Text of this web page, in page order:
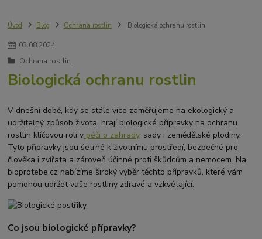
bez chemie
biodrogerie bio čističe
životní prostředí
Přírodní čistící prostředky
přípravky na podlahu
Jak se zbavit lupů
Příčiny lupů Léčba lupů
Antilupový šampon
Seboroická dermatitida a lupy
Šampon proti lupům
Mastná pokožka hlavy a lupy
Svědění pokožky hlavy
Kvasinky a lupy
diadnostické testy pH proužky
pH tester
měření moči
hodnota pH kyselý zásaditý
neutrální
měření pH
alkalická koupel
Úvod Blog Ochrana rostlin Biologická ochranu rostlin
03.08.2024
Ochrana rostlin
Biologická ochranu rostlin
V dnešní době, kdy se stále více zaměřujeme na ekologický a
udržitelný způsob života, hrají biologické přípravky na ochranu
rostlin klíčovou roli v péči o zahrady, sady i zemědělské plodiny.
Tyto přípravky jsou šetrné k životnímu prostředí, bezpečné pro
člověka i zvířata a zároveň účinné proti škůdcům a nemocem. Na
bioprotebe.cz nabízíme široký výběr těchto přípravků, které vám
pomohou udržet vaše rostliny zdravé a vzkvétající.
Co jsou biologické přípravky?